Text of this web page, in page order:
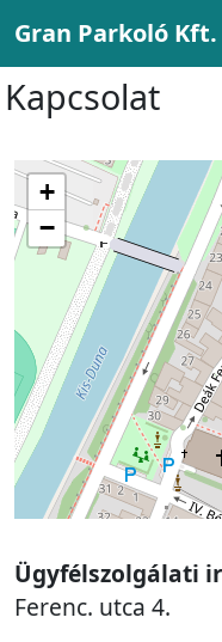
Gran Parkoló Kft.
Kapcsolat
+
−
Ügyfélszolgálati
Ferenc. utca 4.